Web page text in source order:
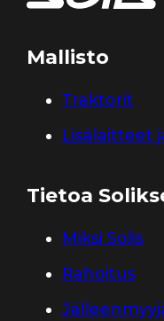
Mallisto
Traktorit
Lisälaitteet
Tietoa
Miksi Solis
Rahoitus